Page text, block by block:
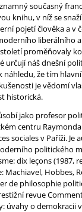
současný
knihu, v níž se
pojetí člověka a v
liberálního
proměňovaly
určují náš dnešní
náhledu, že tím
je vědomí
historická.
jako profesor
centru
sociales v Paříži. Je
politického
dix leçons (1987,
Hobbes,
de philosophie
revue
úvahy o demokracii v